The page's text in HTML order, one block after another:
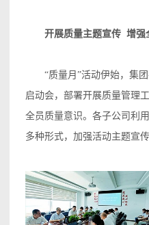
开展质量主题宣传 增强
“质量月”活动伊始，集
启动会，部署开展质量管理
全员质量意识。各子公司利
多种形式，加强活动主题宣